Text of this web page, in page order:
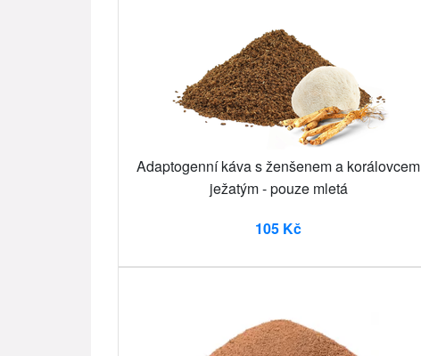
Adaptogenní káva s ženšenem a korálovcem
ježatým - pouze mletá
105 Kč